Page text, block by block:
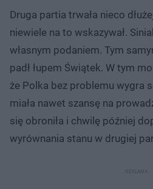
Druga partia trwała nieco
niewiele na to wskazywał.
własnym podaniem. Tym
padł łupem Świątek. W tym
że Polka bez problemu wygra
miała nawet szansę na
się obroniła i chwilę później
wyrównania stanu w drugiej